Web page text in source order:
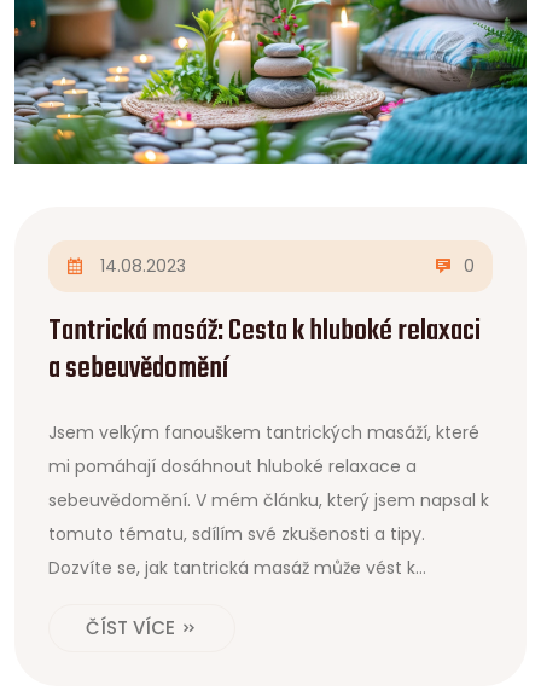
14.08.2023 0
Tantrická masáž: Cesta k hluboké relaxaci
a sebeuvědomění
Jsem velkým fanouškem tantrických masáží, které
mi pomáhají dosáhnout hluboké relaxace a
sebeuvědomění. V mém článku, který jsem napsal k
tomuto tématu, sdílím své zkušenosti a tipy.
Dozvíte se, jak tantrická masáž může vést k
podělím o techniky, které vám pomohou dosáhnout
ČÍST VÍCE